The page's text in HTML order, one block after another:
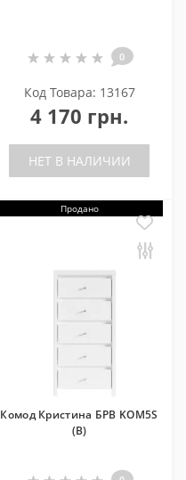
0
Код Товара: 13167
4 170 грн.
НЕТ В НАЛИЧИИ
Продано
Комод Кристина БРВ KOM5S
(B)